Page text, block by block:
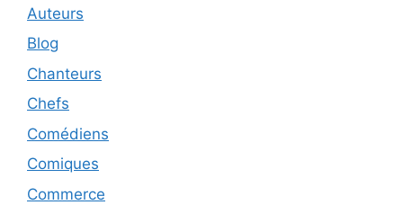
Auteurs
Blog
Chanteurs
Chefs
Comédiens
Comiques
Commerce